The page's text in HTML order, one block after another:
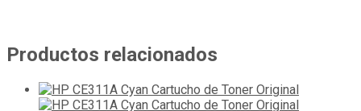
Productos relacionados